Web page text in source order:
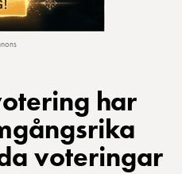
har
voteringar